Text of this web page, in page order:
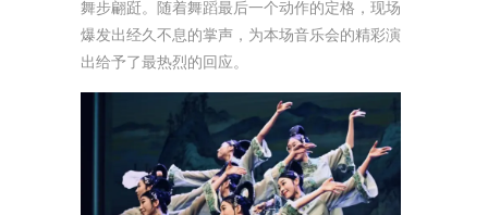
舞步翩跹。随着舞蹈最后一个动作的定格，现场
爆发出经久不息的掌声，为本场音乐会的精彩演
出给予了最热烈的回应。